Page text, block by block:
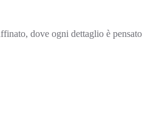
dove ogni dettaglio è